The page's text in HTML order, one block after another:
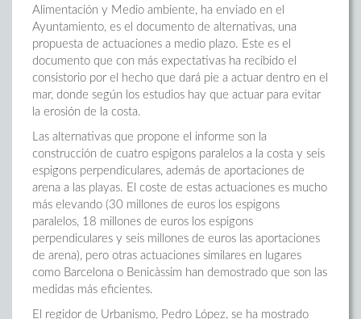
Alimentación y Medio ambiente, ha enviado en el
Ayuntamiento, es el documento de alternativas, una
propuesta de actuaciones a medio plazo. Este es el
documento que con más expectativas ha recibido el
consistorio por el hecho que dará pie a actuar dentro en el
mar, donde según los estudios hay que actuar para evitar
la erosión de la costa.
Las alternativas que propone el informe son la
construcción de cuatro espigons paralelos a la costa y seis
espigons perpendiculares, además de aportaciones de
arena a las playas. El coste de estas actuaciones es mucho
más elevando (30 millones de euros los espigons
paralelos, 18 millones de euros los espigons
perpendiculares y seis millones de euros las aportaciones
de arena), pero otras actuaciones similares en lugares
como Barcelona o Benicàssim han demostrado que son las
medidas más eficientes.
El regidor de Urbanismo, Pedro López, se ha mostrado